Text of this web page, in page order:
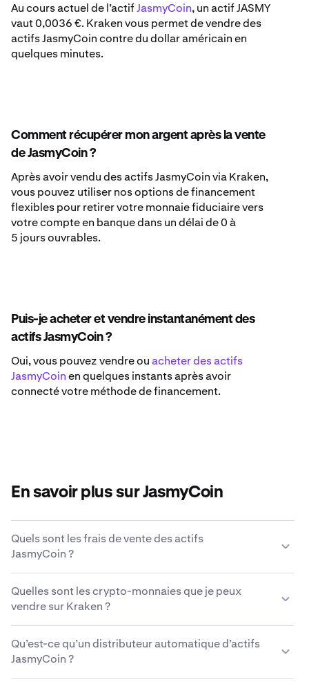
Au cours actuel de l’actifJasmyCoin, un actif JASMY
vaut 0,0036 €. Kraken vous permet de vendre des
actifs JasmyCoin contre du dollar américain en
quelques minutes.
Comment récupérer mon argent après la vente
de JasmyCoin ?
Après avoir vendu des actifs JasmyCoin via Kraken,
vous pouvez utiliser nos options de financement
flexibles pour retirer votre monnaie fiduciaire vers
votre compte en banque dans un délai de 0 à
5 jours ouvrables.
Puis-je acheter et vendre instantanément des
actifs JasmyCoin ?
Oui, vous pouvez vendre ouacheter des actifs
JasmyCoinen quelques instants après avoir
connecté votre méthode de financement.
En savoir plus sur JasmyCoin
Quels sont les frais de vente des actifs
JasmyCoin ?
sur le volume de la transaction, le type d’actif, la
méthode de paiement et les conditions du marché.
savoir plus sur la grille tarifaire de Kraken.
Quelles sont les crypto-monnaies que je peux
vendre sur Kraken ?
plus de 200 crypto-monnaies, y compris des actifs
JasmyCoin.
Qu’est-ce qu’un distributeur automatique d’actifs
JasmyCoin ?